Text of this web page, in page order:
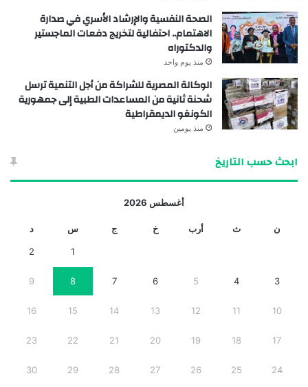
الصحة النفسية والإرشاد الأسري في صدارة
الاهتمام.. احتفالية لتخريج دفعات الماجستير
والدكتوراه
منذ يوم واحد
الوكالة المصرية للشراكة من أجل التنمية ترسل
شحنة ثانية من المساعدات الطبية إلى جمهورية
الكونغو الديمقراطية
منذ يومين
ابحث حسب التاريخ
أغسطس 2026
ن ث أرب خ ج س د
1
2
3
4
5
6
7
8
9
10
11
12
13
14
15
16
17
18
19
20
21
22
23
24
25
26
27
28
29
30